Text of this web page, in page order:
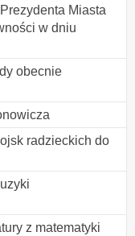
Miasta
w dniu
obecnie
radzieckich do
z matematyki